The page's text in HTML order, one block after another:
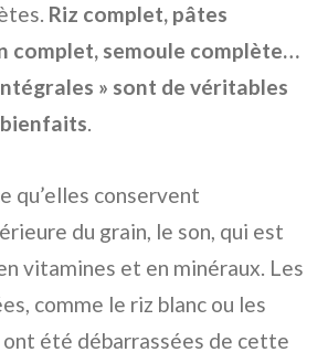
Riz complet, pâtes
complet, semoule complète…
» sont de véritables
.
qu’elles conservent
du grain, le son, qui est
vitamines et en minéraux. Les
comme le riz blanc ou les
ont été débarrassées de cette